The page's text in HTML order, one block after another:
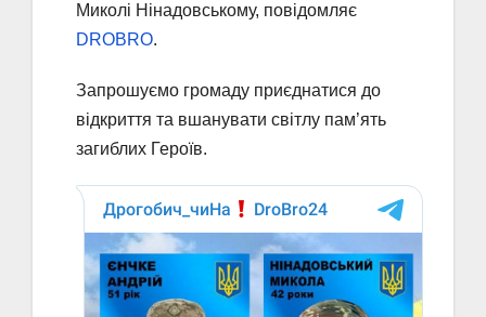
Миколі Нінадовському, повідомляє
DROBRO.
Запрошуємо громаду приєднатися до
відкриття та вшанувати світлу пам’ять
загиблих Героїв.